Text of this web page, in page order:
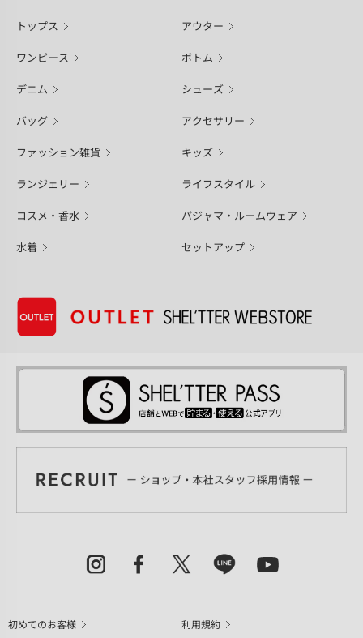
トップス アウター
ワンピース ボトム
デニム シューズ
バッグ アクセサリー
ファッション雑貨 キッズ
ランジェリー ライフスタイル
コスメ・香水 パジャマ・ルームウェア
水着 セットアップ
初めてのお客様 利用規約